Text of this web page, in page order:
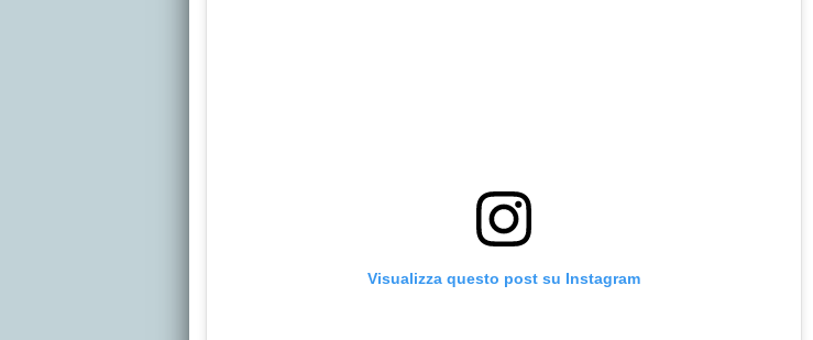
Visualizza questo post su Instagram